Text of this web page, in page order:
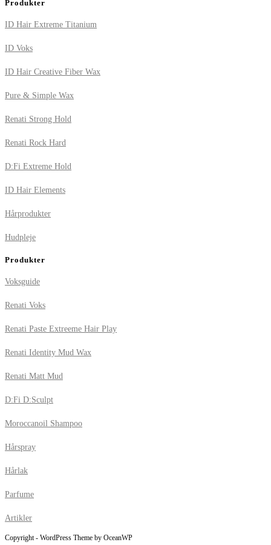
Produkter
ID Hair Extreme Titanium
ID Voks
ID Hair Creative Fiber Wax
Pure & Simple Wax
Renati Strong Hold
Renati Rock Hard
D:Fi Extreme Hold
ID Hair Elements
Hårprodukter
Hudpleje
Produkter
Voksguide
Renati Voks
Renati Paste Extreeme Hair Play
Renati Identity Mud Wax
Renati Matt Mud
D:Fi D:Sculpt
Moroccanoil Shampoo
Hårspray
Hårlak
Parfume
Artikler
Copyright - WordPress Theme by OceanWP